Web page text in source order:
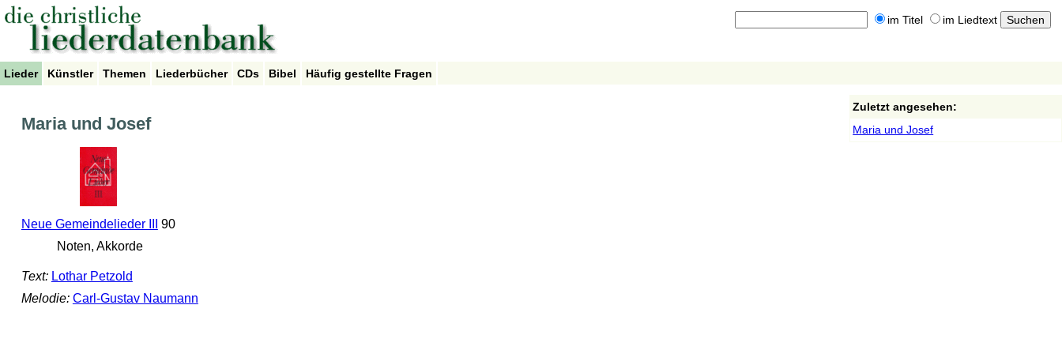
im Titel im Liedtext
Lieder Künstler Themen Liederbücher CDs Bibel Häufig gestellte Fragen
Maria und Josef
Neue Gemeindelieder III
90
Noten, Akkorde
Text: Lothar Petzold
Melodie: Carl-Gustav Naumann
Zuletzt angesehen:
Maria und Josef